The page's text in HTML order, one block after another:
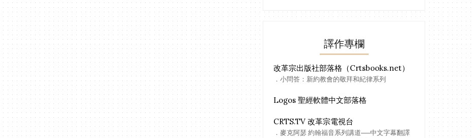
譯作專欄
改革宗出版社部落格（Crtsbooks.net）
．小問答：新約教會的敬拜和紀律系列
Logos 聖經軟體中文部落格
CRTS.TV 改革宗電視台
．麥克阿瑟 約翰福音系列講道──中文字幕翻譯